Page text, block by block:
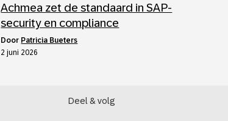
Achmea zet de standaard in SAP-
security en compliance
door Patricia Bueters
2 juni 2026
Deel & volg